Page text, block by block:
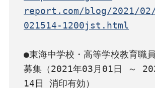
report.com/blog/2021/02/
021514-1200jst.html
●東海中学校・高等学校教育職員
募集（2021年03月01日 ～